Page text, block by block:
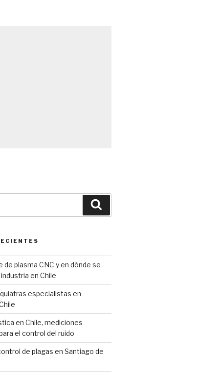
de plasma CNC y en dónde se
en Chile
especialistas en
en Chile, mediciones
el control del ruido
de plagas en Santiago de